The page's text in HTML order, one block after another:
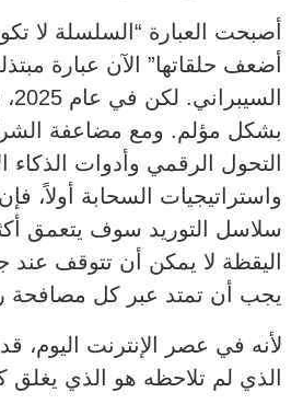
أصبحت العبارة “السلسلة لا
أضعف حلقاتها” الآن عبارة
بشكل مؤلم. ومع مضاعفة
التحول الرقمي وأدوات الذكاء
واستراتيجيات السحابة أولاً،
سلاسل التوريد سوف يتعمق
اليقظة لا يمكن أن تتوقف عند
يجب أن تمتد عبر كل مصافحة
لأنه في عصر الإنترنت اليوم،
الذي لم تلاحظه هو الذي